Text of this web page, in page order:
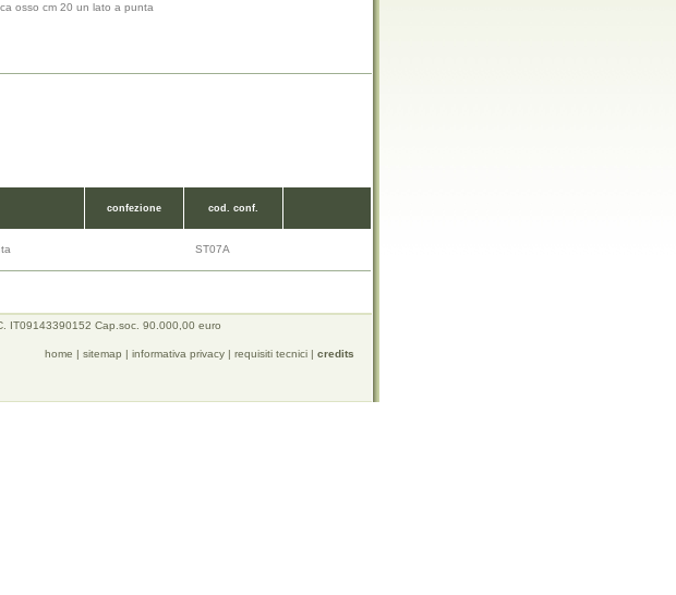
osso cm 20 un lato a punta
confezione cod. conf.
ST07A
IT09143390152 Cap.soc. 90.000,00 euro
home | sitemap | informativa privacy | requisiti tecnici | credits